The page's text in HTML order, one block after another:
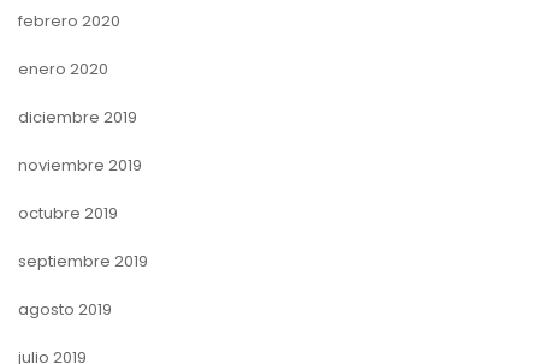
febrero 2020
enero 2020
diciembre 2019
noviembre 2019
octubre 2019
septiembre 2019
agosto 2019
julio 2019